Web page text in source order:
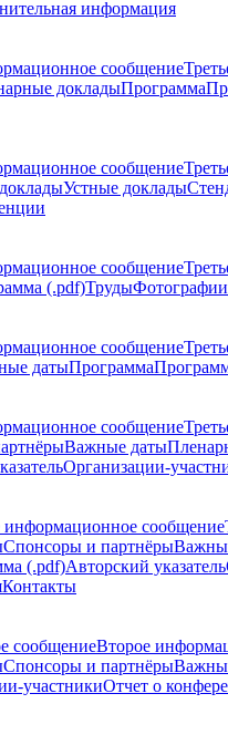
информация
сообщение
докладыПрограмма
сообщение
Устные доклады
сообщение
(.pdf)ТрудыФотографии
сообщение
датыПрограмма
сообщение
Важные даты
Организации-
информационное сообщение
Спонсоры и партнёры
(.pdf)Авторский указатель
Контакты
сообщениеВторое
Спонсоры и партнёры
участникиОтчет о